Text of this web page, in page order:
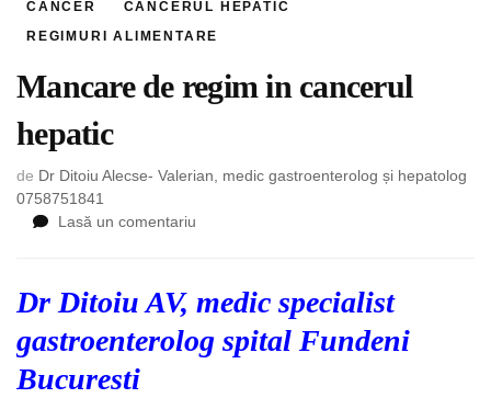
CANCER
CANCERUL HEPATIC
REGIMURI ALIMENTARE
Mancare de regim in cancerul
hepatic
de Dr Ditoiu Alecse- Valerian, medic gastroenterolog și hepatolog
0758751841
Lasă un comentariu
in
cancerul
hepatic
Dr Ditoiu AV, medic specialist
gastroenterolog spital Fundeni
Bucuresti